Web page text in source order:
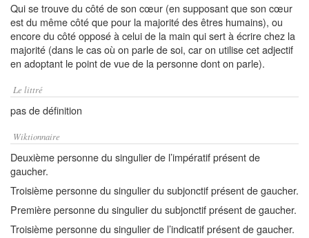
Qui se trouve du côté de son cœur (en supposant que son cœur
est du même côté que pour la majorité des êtres humains), ou
encore du côté opposé à celui de la main qui sert à écrire chez la
majorité (dans le cas où on parle de soi, car on utilise cet adjectif
en adoptant le point de vue de la personne dont on parle).
Le littré
pas de définition
Wiktionnaire
Deuxième personne du singulier de l’impératif présent de
gaucher.
Troisième personne du singulier du subjonctif présent de gaucher.
Première personne du singulier du subjonctif présent de gaucher.
Troisième personne du singulier de l’indicatif présent de gaucher.